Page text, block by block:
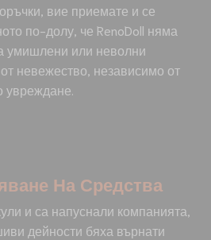
вие приемате и се
по-долу, че RenoDoll няма
умишлени или неволни
невежество, независимо от
увреждане.
На Средства
и са напуснали компанията,
дейности бяха върнати